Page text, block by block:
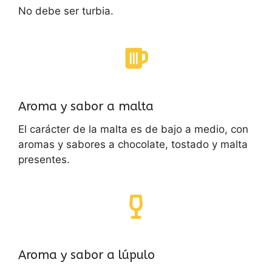
No debe ser turbia.
Aroma y sabor a malta
El carácter de la malta es de bajo a medio, con
aromas y sabores a chocolate, tostado y malta
presentes.
Aroma y sabor a lúpulo